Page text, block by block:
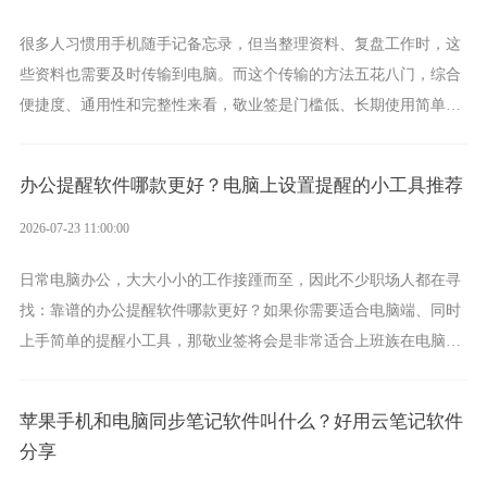
很多人习惯用手机随手记备忘录，但当整理资料、复盘工作时，这
些资料也需要及时传输到电脑。而这个传输的方法五花八门，综合
便捷度、通用性和完整性来看，敬业签是门槛低、长期使用简单的
办公提醒软件哪款更好？电脑上设置提醒的小工具推荐
2026-07-23 11:00:00
日常电脑办公，大大小小的工作接踵而至，因此不少职场人都在寻
找：靠谱的办公提醒软件哪款更好？如果你需要适合电脑端、同时
上手简单的提醒小工具，那敬业签将会是非常适合上班族在电脑上
苹果手机和电脑同步笔记软件叫什么？好用云笔记软件
分享